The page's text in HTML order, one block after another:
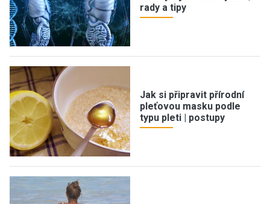
rady a tipy
Jak si připravit přírodní
pleťovou masku podle
typu pleti | postupy